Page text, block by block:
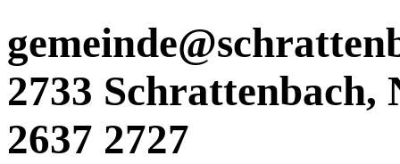
2733 Schrattenbach,
2637 2727